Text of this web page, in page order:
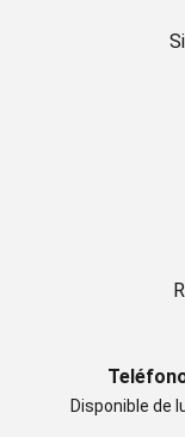
Disponible de